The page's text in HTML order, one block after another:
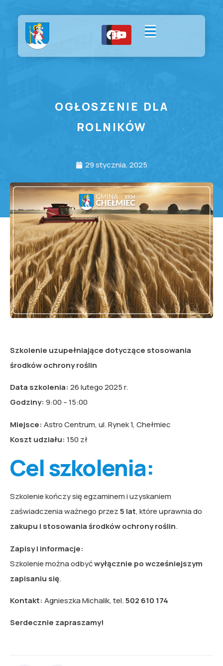
OGŁOSZENIE DLA
ROLNIKÓW
29 stycznia, 2025
Szkolenie uzupełniające dotyczące stosowania
środków ochrony roślin
Data szkolenia: 26 lutego 2025 r.
Godziny: 9:00 – 15:00
Miejsce: Astro Centrum, ul. Rynek 1, Chełmiec
Koszt udziału: 150 zł
Cel szkolenia:
Szkolenie kończy się egzaminem i uzyskaniem
zaświadczenia ważnego przez5 lat, które uprawnia do
zakupu i stosowania środków ochrony roślin.
Zapisy i informacje:
Szkolenie można odbyćwyłącznie po wcześniejszym
zapisaniu się.
Kontakt: Agnieszka Michalik, tel.502 610 174
Serdecznie zapraszamy!